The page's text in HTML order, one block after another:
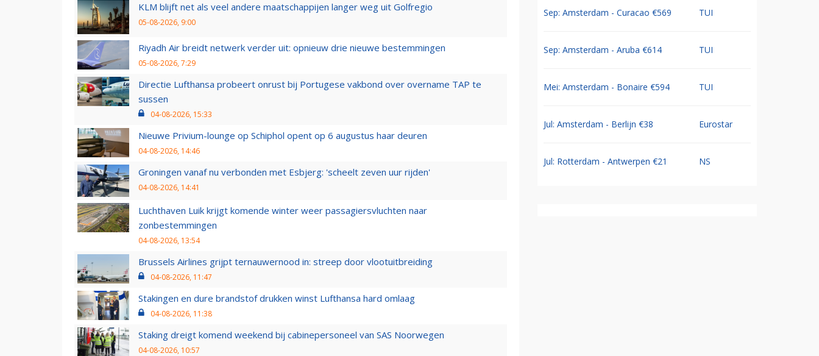
KLM blijft net als veel andere maatschappijen langer weg uit Golfregio
05-08-2026, 9:00
Riyadh Air breidt netwerk verder uit: opnieuw drie nieuwe bestemmingen
05-08-2026, 7:29
Directie Lufthansa probeert onrust bij Portugese vakbond over overname TAP te
sussen
04-08-2026, 15:33
Nieuwe Privium-lounge op Schiphol opent op 6 augustus haar deuren
04-08-2026, 14:46
Groningen vanaf nu verbonden met Esbjerg: 'scheelt zeven uur rijden'
04-08-2026, 14:41
Luchthaven Luik krijgt komende winter weer passagiersvluchten naar
zonbestemmingen
04-08-2026, 13:54
Brussels Airlines grijpt ternauwernood in: streep door vlootuitbreiding
04-08-2026, 11:47
Stakingen en dure brandstof drukken winst Lufthansa hard omlaag
04-08-2026, 11:38
Staking dreigt komend weekend bij cabinepersoneel van SAS Noorwegen
04-08-2026, 10:57
Sep: Amsterdam - Curacao €569 TUI
Sep: Amsterdam - Aruba €614 TUI
Mei: Amsterdam - Bonaire €594 TUI
Jul: Amsterdam - Berlijn €38 Eurostar
Jul: Rotterdam - Antwerpen €21 NS